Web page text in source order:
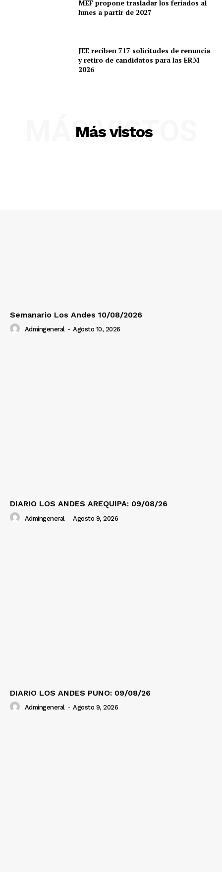
Prensa
MEF propone trasladar los feriados al
lunes a partir de 2027
JEE reciben 717 solicitudes de renuncia
y retiro de candidatos para las ERM
2026
Más vistos
MÁS VISTOS
Semanario Los Andes 10/08/2026
Admingeneral - Agosto 10, 2026
DIARIO LOS ANDES AREQUIPA: 09/08/26
Admingeneral - Agosto 9, 2026
DIARIO LOS ANDES PUNO: 09/08/26
Admingeneral - Agosto 9, 2026